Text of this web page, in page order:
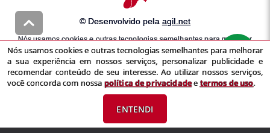
© Desenvolvido pela agil.net
Nós usamos cookies e outras tecnologias semelhantes para melhorar
a sua experiência em nossos serviços, personalizar publicidade e
recomendar conteúdo de seu interesse. Ao utilizar nossos serviços,
você concorda com nossapolítica de privacidadeetermos de uso
Nós usamos cookies e outras tecnologias semelhantes para melhorar
a sua experiência em nossos serviços, personalizar publicidade e
recomendar conteúdo de seu interesse. Ao utilizar nossos serviços,
você concorda com nossa política de privacidadeetermos de uso.
ENTENDI